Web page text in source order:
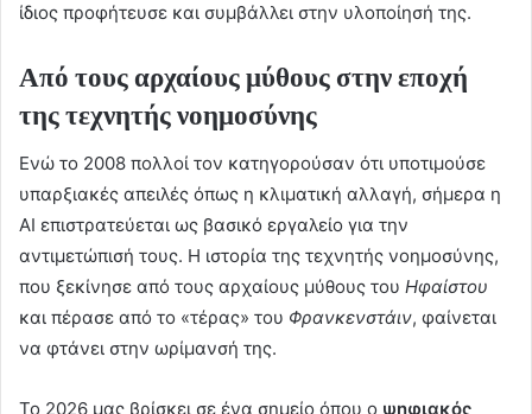
ίδιος προφήτευσε και συμβάλλει στην υλοποίησή της.
Από τους αρχαίους μύθους στην εποχή
της τεχνητής νοημοσύνης
Ενώ το 2008 πολλοί τον κατηγορούσαν ότι υποτιμούσε
υπαρξιακές απειλές όπως η κλιματική αλλαγή, σήμερα η
AI επιστρατεύεται ως βασικό εργαλείο για την
αντιμετώπισή τους. Η ιστορία της τεχνητής νοημοσύνης,
που ξεκίνησε από τους αρχαίους μύθους του Ηφαίστου
και πέρασε από το «τέρας» του Φρανκενστάιν, φαίνεται
να φτάνει στην ωρίμανσή της.
Το 2026 μας βρίσκει σε ένα σημείο όπου ο ψηφιακός